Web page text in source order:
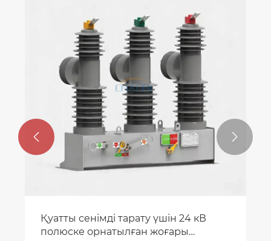
Қуатты сенімді тарату үшін 24 кВ
полюске орнатылған жоғары
 